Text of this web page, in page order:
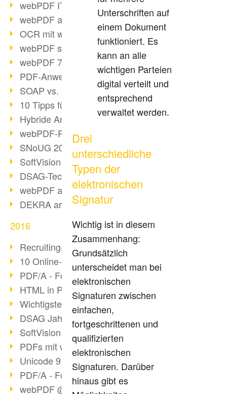
webPDF IT-Tage 2017
webPDF auf IT-Tagen 2017
OCR mit webPDF
webPDF senkt Admin-Kosten
webPDF 7.0 Release
PDF-Anwendung für Unternehmen
SOAP vs. RESTful
10 Tipps für PDF-Arbeit
Hybride Archivierung mit PDF/A-3
webPDF-Preview für Personalakten
SNoUG 2017 Rückblick
SoftVision auf der SNoUG
DSAG-TechDays 2017 Rückblick
webPDF auf DSAG-TechDays 2017
DEKRA arbeitet mit webPDF
2016
Recruiting-Prozess mit webPDF
10 Online-Bewerbung-Tipps
PDF/A - Format der Zukunft (4)
HTML in PDF konvertieren
Wichtigste Datei-/Grafikformate
DSAG Jahreskongress in Nürnberg
SoftVision auf der DSAG
PDFs mit webPDF bearbeiten
Unicode 9.0 Release in 2016
PDF/A - Format der Zukunft (3)
webPDF @ tools 2016
Unterschriften auf
einem Dokument
funktioniert. Es
kann an alle
wichtigen Parteien
digital verteilt und
entsprechend
verwaltet werden.
Drei
unterschiedliche
Typen der
elektronischen
Signatur
Wichtig ist in diesem
Zusammenhang:
Grundsätzlich
unterscheidet man bei
elektronischen
Signaturen zwischen
einfachen,
fortgeschrittenen und
qualifizierten
elektronischen
Signaturen. Darüber
hinaus gibt es